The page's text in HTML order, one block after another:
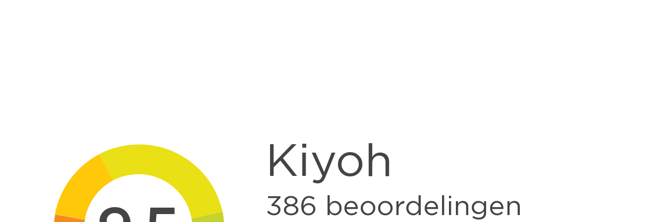
Kiyoh
386 beoordelingen